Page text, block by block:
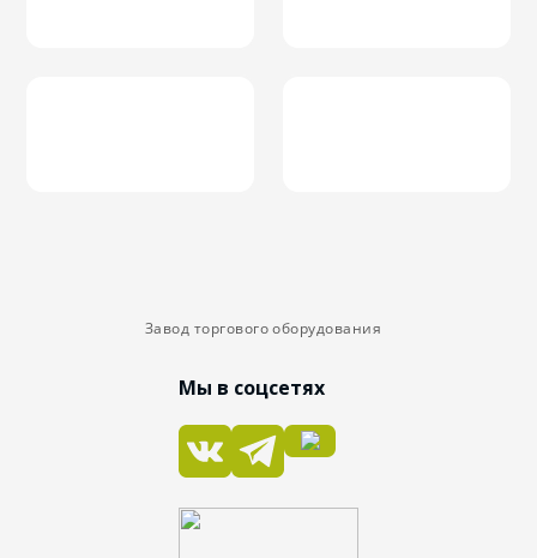
Завод торгового оборудования
Мы в соцсетях